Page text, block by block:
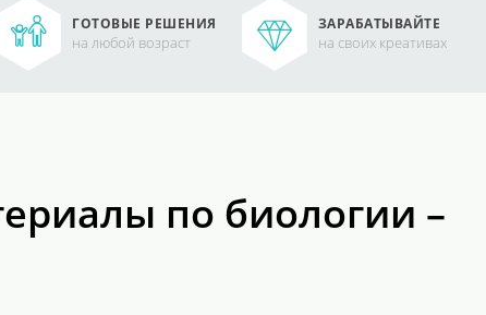
ГОТОВЫЕ РЕШЕНИЯ
на любой возраст
ЗАРАБАТЫВАЙТЕ
на своих креативах
по биологии –